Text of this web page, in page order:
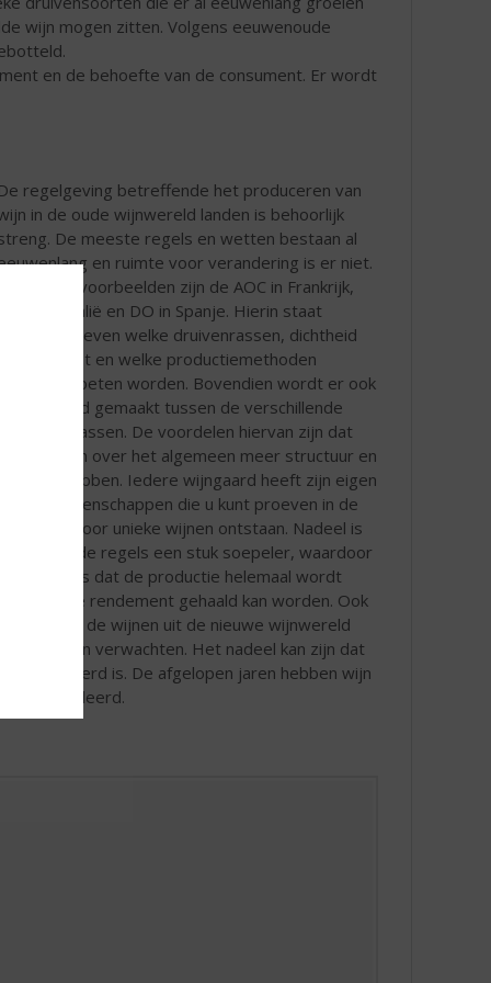
wijn mogen zitten. Volgens eeuwenoude
en de behoefte van de consument. Er wordt
regelgeving betreffende het produceren van
in de oude wijnwereld landen is behoorlijk
De meeste regels en wetten bestaan al
en ruimte voor verandering is er niet.
aantal voorbeelden zijn de AOC in Frankrijk,
in Italië en DO in Spanje. Hierin staat
welke druivenrassen, dichtheid
aanplant en welke productiemethoden
moeten worden. Bovendien wordt er ook
gemaakt tussen de verschillende
De voordelen hiervan zijn dat
wijnen over het algemeen meer structuur en
hebben. Iedere wijngaard heeft zijn eigen
die u kunt proeven in de
waardoor unieke wijnen ontstaan. Nadeel is
zijn de regels een stuk soepeler, waardoor
hiervan is dat de productie helemaal wordt
hoogste rendement gehaald kan worden. Ook
van de wijnen uit de nieuwe wijnwereld
hij kan verwachten. Het nadeel kan zijn dat
verbeterd is. De afgelopen jaren hebben wijn
elkaar geleerd.